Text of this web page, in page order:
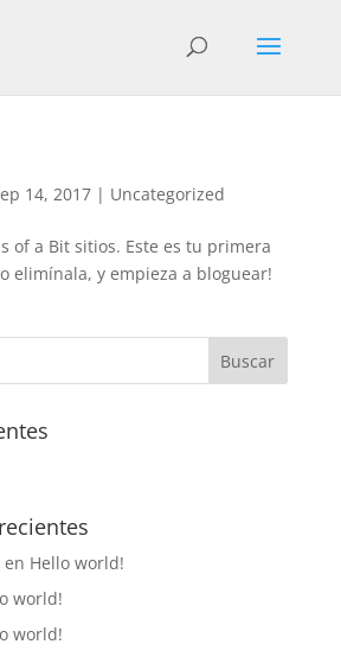
14, 2017| Uncategorized
of a Bit sitios. Este es tu primera
elimínala, y empieza a bloguear!
en Hello world!
world!
world!